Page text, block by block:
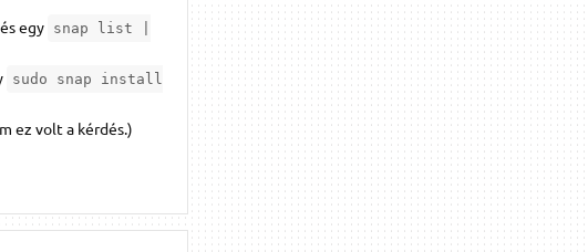
és egy snap list |
sudo snap install
ez volt a kérdés.)